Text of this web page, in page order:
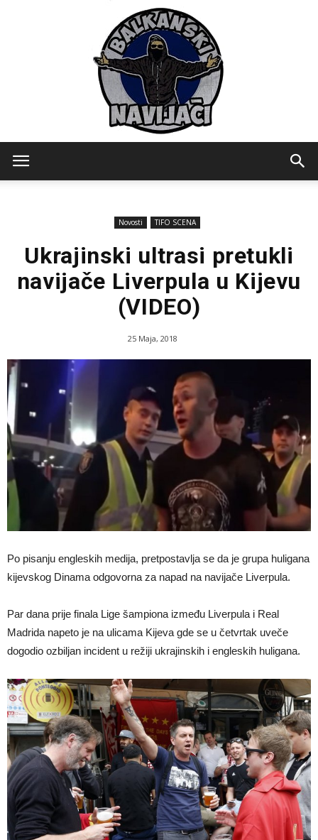
Novosti TIFO SCENA
Ukrajinski ultrasi pretukli
navijače Liverpula u Kijevu
(VIDEO)
25 Maja, 2018
Po pisanju engleskih medija, pretpostavlja se da je grupa huligana
kijevskog Dinama odgovorna za napad na navijače Liverpula.
Par dana prije finala Lige šampiona između Liverpula i Real
Madrida napeto je na ulicama Kijeva gde se u četvrtak uveče
dogodio ozbiljan incident u režiji ukrajinskih i engleskih huligana.